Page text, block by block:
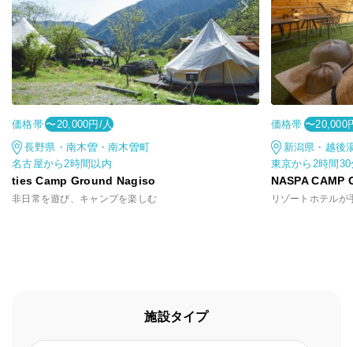
価格帯 〜20,000円/人
長野県・南木曽・南木曽町
名古屋から2時間以内
ties Camp Ground Nagiso
非日常を遊び、キャンプを楽しむ
価格帯 〜20,000
新潟県・越後
東京から2時間
NASPA CAMP
施設タイプ